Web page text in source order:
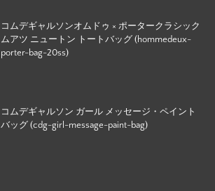
コムデギャルソンオムドゥ × ポータークラシック
ムアツ ニュートン トートバッグ (hommedeux-
porter-bag-20ss)
コムデギャルソン ガール メッセージ・ペイント
バッグ (cdg-girl-message-paint-bag)